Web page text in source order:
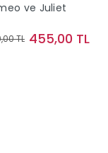
ve Juliet
TL 455,00 TL